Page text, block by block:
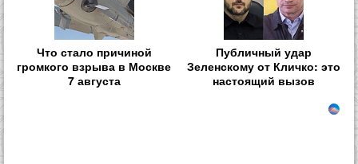
Что стало причиной
громкого взрыва в Москве
7 августа
Публичный удар
Зеленскому от Кличко: это
настоящий вызов